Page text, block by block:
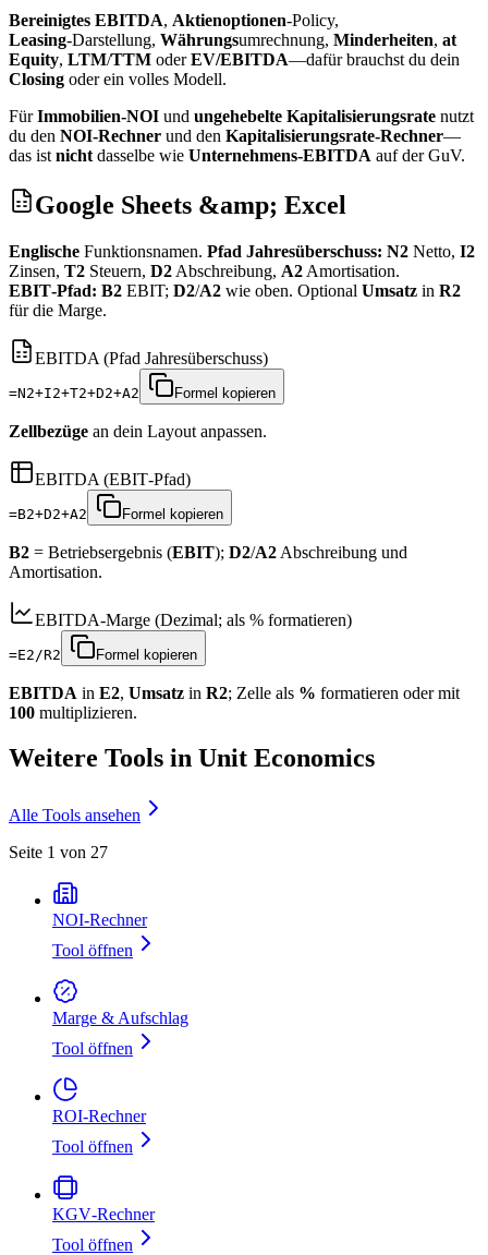
Bereinigtes EBITDA, Aktienoptionen‑Policy,
Leasing‑Darstellung, Währungsumrechnung, Minderheiten, at
Equity, LTM/TTM oderEV/EBITDA—dafür brauchst du dein
Closing oder ein volles Modell.
FürImmobilien‑NOI und ungehebelte Kapitalisierungsrate nutzt
du den NOI‑Rechner und den Kapitalisierungsrate‑Rechner—
das ist nicht dasselbe wie Unternehmens‑EBITDA auf der GuV.
Google Sheets &amp; Excel
Englische Funktionsnamen. Pfad Jahresüberschuss: N2 Netto, I2
Zinsen, T2 Steuern, D2 Abschreibung, A2 Amortisation.
EBIT‑Pfad: B2 EBIT; D2/A2 wie oben. Optional Umsatz in R2
für die Marge.
EBITDA (Pfad Jahresüberschuss)
=N2+I2+T2+D2+A2 Formel kopieren
Zellbezüge an dein Layout anpassen.
EBITDA (EBIT‑Pfad)
=B2+D2+A2 Formel kopieren
B2 = Betriebsergebnis (EBIT); D2/A2 Abschreibung und
Amortisation.
EBITDA‑Marge (Dezimal; als % formatieren)
=E2/R2 Formel kopieren
EBITDA in E2, Umsatz in R2; Zelle als % formatieren oder mit
100 multiplizieren.
Weitere Tools in Unit Economics
Alle Tools ansehen
Seite 1 von 27
NOI‑Rechner
Tool öffnen
Marge & Aufschlag
Tool öffnen
ROI-Rechner
Tool öffnen
KGV‑Rechner
Tool öffnen